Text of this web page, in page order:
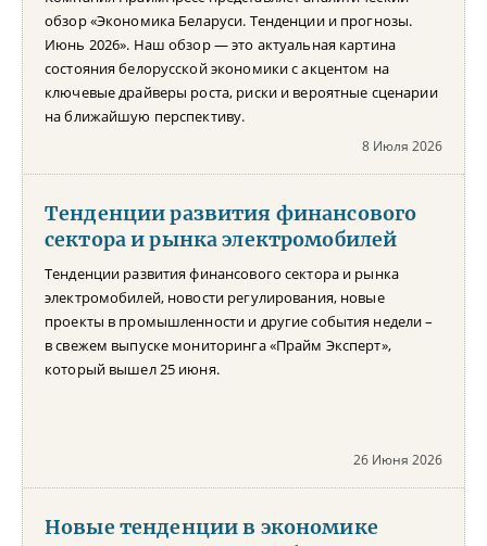
обзор «Экономика Беларуси. Тенденции и прогнозы.
Июнь 2026». Наш обзор — это актуальная картина
состояния белорусской экономики с акцентом на
ключевые драйверы роста, риски и вероятные сценарии
на ближайшую перспективу.
8 Июля 2026
Тенденции развития финансового
сектора и рынка электромобилей
Тенденции развития финансового сектора и рынка
электромобилей, новости регулирования, новые
проекты в промышленности и другие события недели –
в свежем выпуске мониторинга «Прайм Эксперт»,
который вышел 25 июня.
26 Июня 2026
Новые тенденции в экономике